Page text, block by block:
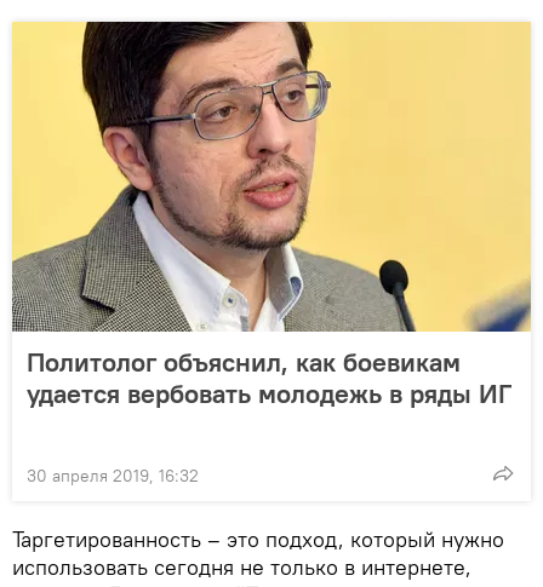
Политолог объяснил, как боевикам
удается вербовать молодежь в ряды ИГ
30 апреля 2019, 16:32
Таргетированность – это подход, который нужно
использовать сегодня не только в интернете,